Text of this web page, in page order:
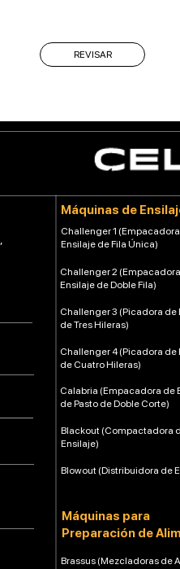
REVISAR
Máquinas de
Challenger 1
Ensilaje de Fila Única)
Challenger 2
Ensilaje de Doble Fila)
Calabria (Empacadora de
de Pasto de Doble Corte)
Blackout (Compactadora
Ensilaje)
Blowout (Distribuidora de
Máquinas para
Preparación de
Challenger 4 (Picadora de
de Cuatro Hileras)
Challenger 3 (Picadora de
de Tres Hileras)
Brassus (Mezcladoras de